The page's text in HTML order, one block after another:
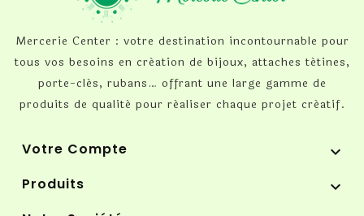
Mercerie Center : votre destination incontournable pour
tous vos besoins en création de bijoux, attaches tétines,
porte-clés, rubans… offrant une large gamme de
produits de qualité pour réaliser chaque projet créatif.
Votre Compte 
Produits 